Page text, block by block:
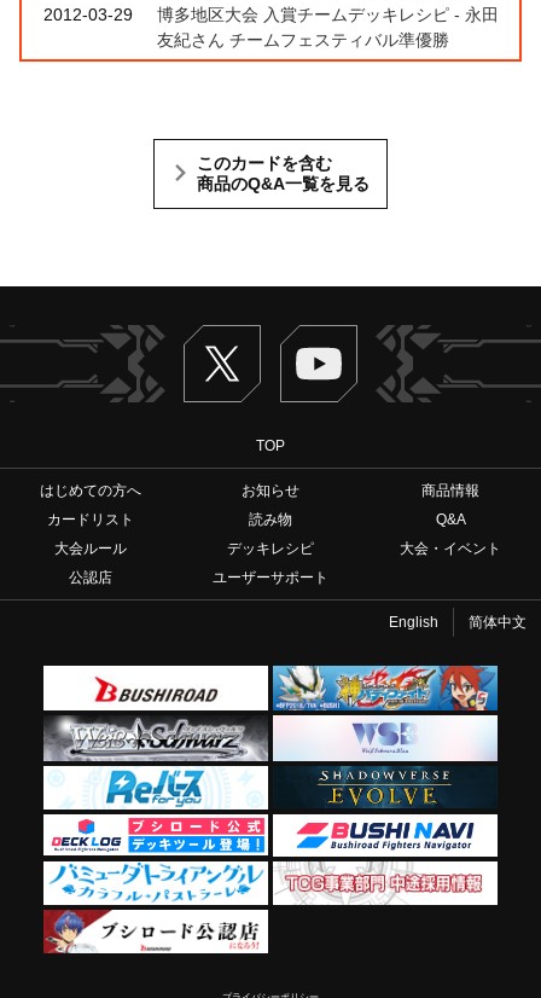
2012-03-29
博多地区大会 入賞チームデッキレシピ - 永田
友紀さん チームフェスティバル準優勝
このカードを含む
商品のQ&A一覧を見る
Twitter ヴァンガードch
TOP
はじめての方へ お知らせ
商品情報
カードリスト
読み物
Q&A
大会ルール
デッキレシピ
大会・イベント
公認店
ユーザーサポート
English 简体中文